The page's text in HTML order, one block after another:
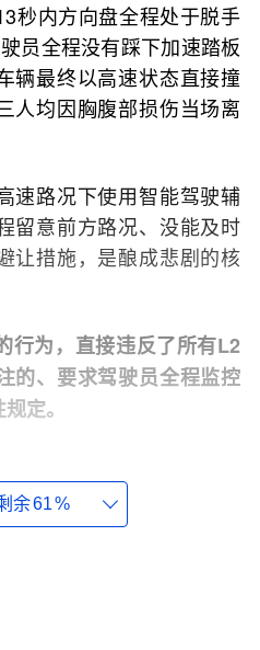
秒内方向盘全程处于脱手
员全程没有踩下加速踏板
辆最终以高速状态直接撞
人均因胸腹部损伤当场离
速路况下使用智能驾驶辅
留意前方路况、没能及时
让措施，是酿成悲剧的核
行为，直接违反了所有L2
的、要求驾驶员全程监控
定。
示，江西省赣州市应急管
报了完整交通事故调查报
余61%